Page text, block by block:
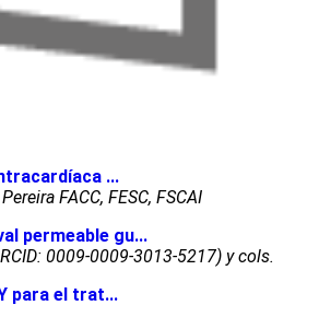
...
FACC, FESC, FSCAI
permeable gu...
0009-0009-3013-5217) y cols.
para el trat...